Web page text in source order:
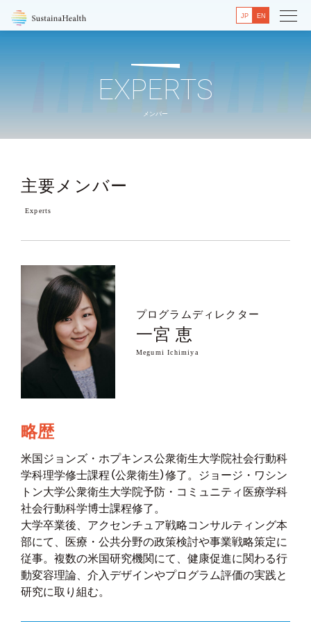
JP EN
EXPERTS
メンバー
主要メンバー
Experts
プログラムディレクター
一宮 恵
Megumi Ichimiya
略歴
米国ジョンズ・ ホプキンス公衆衛生大学院社会行動科
学科理学修士課程（公衆衛生）修了。ジョージ・ワシン
トン大学公衆衛生大学院予防・ コミュニティ医療学科
社会行動科学博士課程修了。
大学卒業後、アクセンチュア戦略コンサルティング本
部にて、 医療・公共分野の政策検討や事業戦略策定に
従事。 複数の米国研究機関にて、健康促進に関わる行
動変容理論、 介入デザインやプログラム評価の実践と
研究に取り組む。